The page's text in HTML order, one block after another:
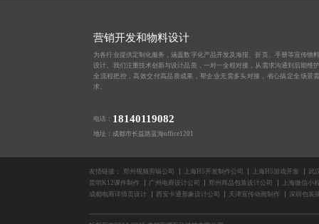
营销开发和物料设计
为各行业提供定制化服务，涵盖数字化产品开发及海报、折页、手册等宣传物
设计。我们注重技术创新与设计品质，一对一全程对接，从需求沟通到后期维
全流程把控，高效交付高品质成果，帮企业无需多头对接，省心搞定全场景
求。
电话： 18140119082
地址：成都市长益路蓝海office1201
友情链接： 郑州视频剪辑公司 上海H5开发制作公司 上海H5游戏开发
武
昆明K12课件制作
广州电商设计公司 郑州商品包装设计公司
上海微信小
成都电商详情页设计
西安卡通形象设计公司 天津宣传动画制作 深圳包装